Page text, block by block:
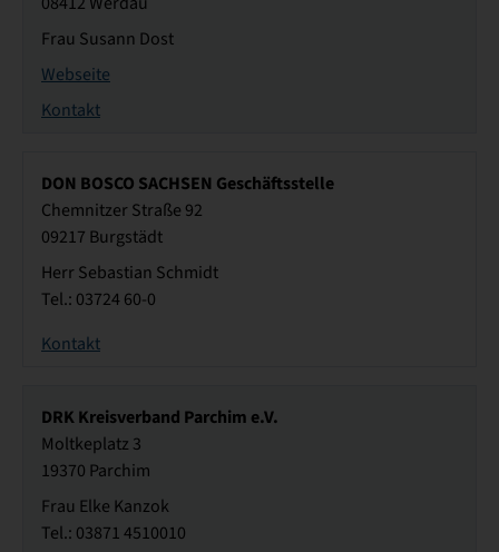
Frau Susann Dost
Webseite
Kontakt
DON BOSCO SACHSEN Geschäftsstelle
Chemnitzer Straße 92
09217 Burgstädt
Herr Sebastian Schmidt
Tel.: 03724 60-0
Kontakt
DRK Kreisverband Parchim e.V.
Moltkeplatz 3
19370 Parchim
Frau Elke Kanzok
Tel.: 03871 4510010